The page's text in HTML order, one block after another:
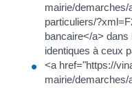
mairie/
particuliers/
bancaire</a>
identiques à ceux
<a href="https://
mairie/